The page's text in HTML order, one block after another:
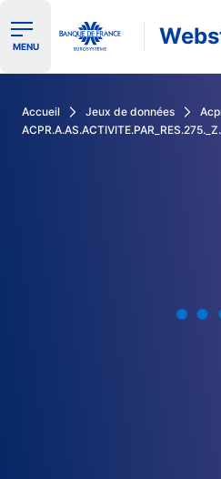
Ouvrir le menu de
MENU
Accueil Jeux de données